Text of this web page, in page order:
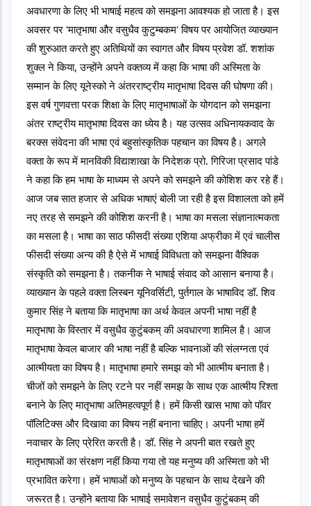
अवधारणा के लिए भी भाषाई महत्व को समझना आवश्यक हो जाता है। इस
अवसर पर 'मातृभाषा और वसुधैव कुटुम्बकम' विषय पर आयोजित व्याख्यान
की शुरुआत करते हुए अतिथियों का स्वागत और विषय प्रवेश डॉ. शशांक
शुक्ल ने किया, उन्होंने अपने वक्तव्य में कहा कि भाषा की अस्मिता के
सम्मान के लिए यूनेस्को ने अंतरराष्ट्रीय मातृभाषा दिवस की घोषणा की।
इस वर्ष गुणवत्ता परक शिक्षा के लिए मातृभाषाओं के योगदान को समझना
अंतर राष्ट्रीय मातृभाषा दिवस का ध्येय है। यह उत्सव अधिनायकवाद के
बरक्स संवेदना की भाषा एवं बहुसांस्कृतिक पहचान का विषय है। अगले
वक्ता के रूप में मानविकी विद्याशाखा के निदेशक प्रो. गिरिजा प्रसाद पांडे
ने कहा कि हम भाषा के माध्यम से अपने को समझने की कोशिश कर रहे हैं।
आज जब सात हजार से अधिक भाषाएं बोली जा रही है इस विशालता को हमें
नए तरह से समझने की कोशिश करनी है। भाषा का मसला संज्ञानात्मकता
का मसला है। भाषा का साठ फीसदी संख्या एशिया अफ्रीका में एवं चालीस
फीसदी संख्या अन्य की है ऐसे में भाषाई विविधता को समझना वैश्विक
संस्कृति को समझना है। तकनीक ने भाषाई संवाद को आसान बनाया है।
व्याख्यान के पहले वक्ता लिस्बन यूनिवर्सिटी, पुर्तगाल के भाषाविद डॉ. शिव
कुमार सिंह ने बताया कि मातृभाषा का अर्थ केवल अपनी भाषा नहीं है
मातृभाषा के विस्तार में वसुधैव कुटुंबकम् की अवधारणा शामिल है। आज
मातृभाषा केवल बाजार की भाषा नहीं है बल्कि भावनाओं की संलग्नता एवं
आत्मीयता का विषय है। मातृभाषा हमारे समझ को भी आत्मीय बनाता है।
चीजों को समझने के लिए रटने पर नहीं समझ के साथ एक आत्मीय रिश्ता
बनाने के लिए मातृभाषा अतिमहत्वपूर्ण है। हमें किसी खास भाषा को पॉवर
पॉलिटिक्स और दिखावा का विषय नहीं बनाना चाहिए। अपनी भाषा हमें
नवाचार के लिए प्रेरित करती है। डॉ. सिंह ने अपनी बात रखते हुए
मातृभाषाओं का संरक्षण नहीं किया गया तो यह मनुष्य की अस्मिता को भी
प्रभावित करेगा। हमें भाषाओं को मनुष्य के पहचान के साथ देखने की
जरूरत है। उन्होंने बताया कि भाषाई समावेशन वसुधैव कुटुंबकम् की